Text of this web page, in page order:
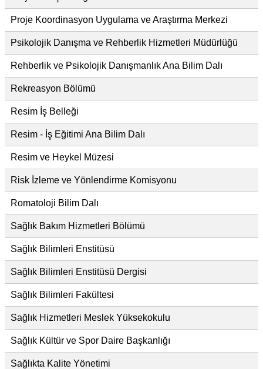
Proje Koordinasyon Uygulama ve Araştırma Merkezi
Psikolojik Danışma ve Rehberlik Hizmetleri Müdürlüğü
Rehberlik ve Psikolojik Danışmanlık Ana Bilim Dalı
Rekreasyon Bölümü
Resim İş Belleği
Resim - İş Eğitimi Ana Bilim Dalı
Resim ve Heykel Müzesi
Risk İzleme ve Yönlendirme Komisyonu
Romatoloji Bilim Dalı
Sağlık Bakım Hizmetleri Bölümü
Sağlık Bilimleri Enstitüsü
Sağlık Bilimleri Enstitüsü Dergisi
Sağlık Bilimleri Fakültesi
Sağlık Hizmetleri Meslek Yüksekokulu
Sağlık Kültür ve Spor Daire Başkanlığı
Sağlıkta Kalite Yönetimi